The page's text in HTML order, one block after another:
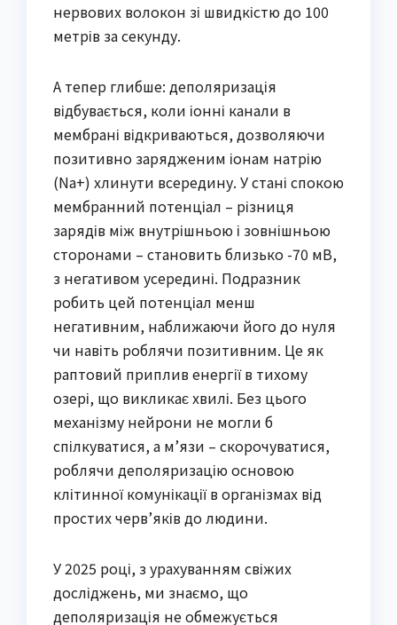
нервових волокон зі швидкістю до 100
метрів за секунду.
А тепер глибше: деполяризація
відбувається, коли іонні канали в
мембрані відкриваються, дозволяючи
позитивно зарядженим іонам натрію
(Na+) хлинути всередину. У стані спокою
мембранний потенціал – різниця
зарядів між внутрішньою і зовнішньою
сторонами – становить близько -70 мВ,
з негативом усередині. Подразник
робить цей потенціал менш
негативним, наближаючи його до нуля
чи навіть роблячи позитивним. Це як
раптовий приплив енергії в тихому
озері, що викликає хвилі. Без цього
механізму нейрони не могли б
спілкуватися, а м’язи – скорочуватися,
роблячи деполяризацію основою
клітинної комунікації в організмах від
простих черв’яків до людини.
У 2025 році, з урахуванням свіжих
досліджень, ми знаємо, що
деполяризація не обмежується